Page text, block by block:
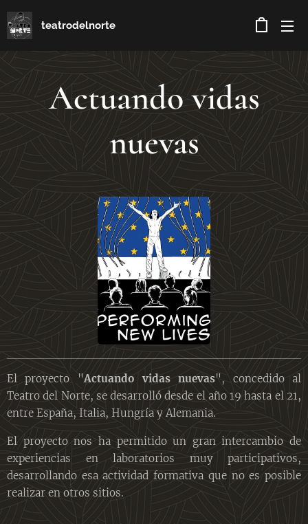
teatrodelnorte
Actuando vidas
nuevas
El proyecto "Actuando vidas nuevas", concedido al
Teatro del Norte, se desarrolló desde el año 19 hasta el 21,
entre España, Italia, Hungría y Alemania.
El proyecto nos ha permitido un gran intercambio de
experiencias en laboratorios muy participativos,
desarrollando esa actividad formativa que no es posible
realizar en otros sitios.